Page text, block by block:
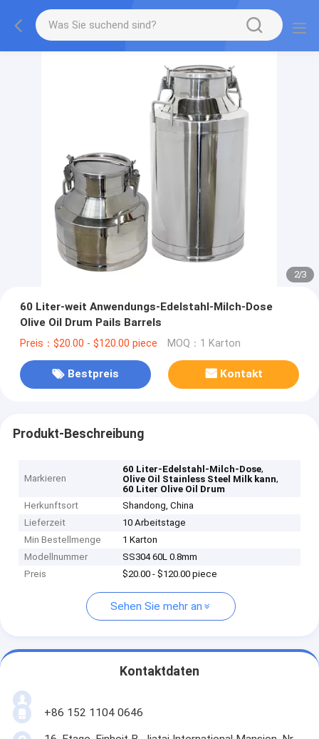
2/3
60 Liter-weit Anwendungs-Edelstahl-Milch-Dose
Olive Oil Drum Pails Barrels
Preis：$20.00 - $120.00 piece MOQ：1 Karton
Bestpreis Kontakt
Produkt-Beschreibung
Markieren
60 Liter-Edelstahl-Milch-Dose,
Olive Oil Stainless Steel Milk kann,
60 Liter Olive Oil Drum
Herkunftsort
Shandong, China
Lieferzeit
10 Arbeitstage
Min Bestellmenge
1 Karton
Modellnummer
SS304 60L 0.8mm
Preis
$20.00 - $120.00 piece
Sehen Sie mehr an
Kontaktdaten
+86 152 1104 0646